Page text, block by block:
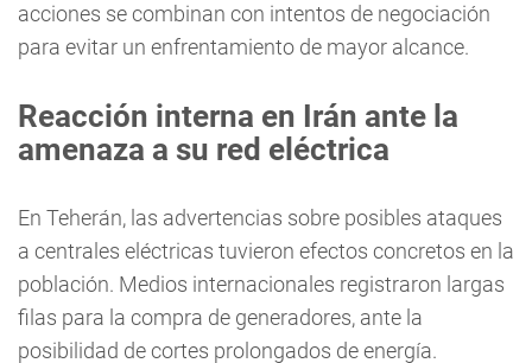
acciones se combinan con intentos de negociación
para evitar un enfrentamiento de mayor alcance.
Reacción interna en Irán ante la
amenaza a su red eléctrica
En Teherán, las advertencias sobre posibles ataques
a centrales eléctricas tuvieron efectos concretos en la
población. Medios internacionales registraron largas
filas para la compra de generadores, ante la
posibilidad de cortes prolongados de energía.